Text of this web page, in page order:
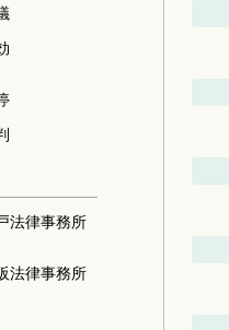
法律事務所
法律事務所